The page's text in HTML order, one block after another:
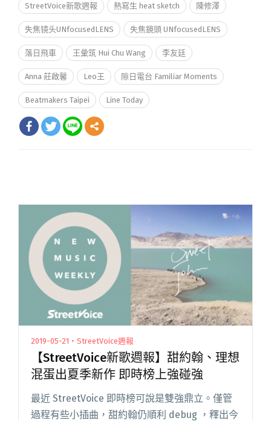
StreetVoice新歌週報 熱寫生 heat sketch 陳修澤
失焦镜头UNfocusedLENS 失焦鏡頭 UNfocusedLENS
落日飛車 王彙筑 Hui Chu Wang 李友廷
Anna 莊啟馨 Leo王 隙日電台 Familiar Moments
Beatmakers Taipei Line Today
2019-05-21・StreetVoice週報
【StreetVoice新歌週報】甜約翰、理想
混蛋出夏季新作 即時榜上強碰強
最近 StreetVoice 即時榜可說是雙強鼎立。僅管
過程有些小插曲，甜約翰仍順利 debug ，釋出今